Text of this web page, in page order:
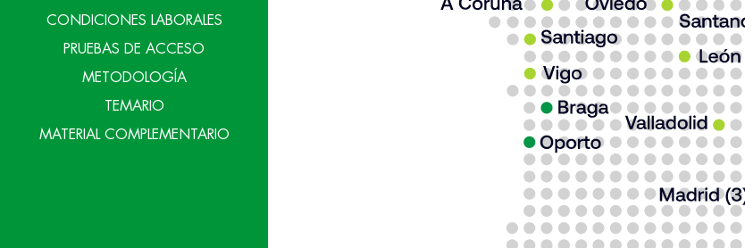
CONDICIONES LABORALES
PRUEBAS DE ACCESO
METODOLOGÍA
TEMARIO
MATERIAL COMPLEMENTARIO